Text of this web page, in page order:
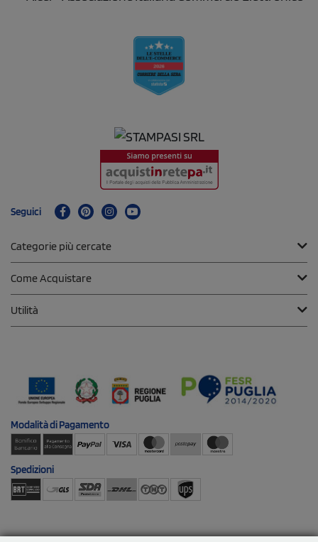
Seguici
Categorie più cercate
Come Acquistare
Utilità
Modalità diPagamento
Spedizioni